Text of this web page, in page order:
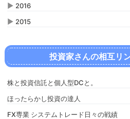
▶ 2016
▶ 2015
投資家さんの相互リ
株と投資信託と個人型DCと。
ほったらかし投資の達人
FX専業 システムトレード日々の戦績